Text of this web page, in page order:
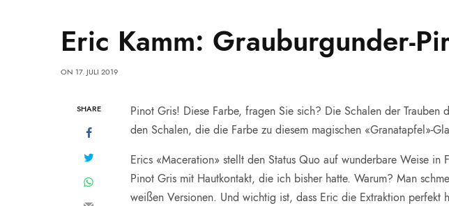
Eric Kamm: Grauburgunder-
ON 17. JULI 2019
SHARE
Pinot Gris! Diese Farbe, fragen Sie sich? Die Schalen der
den Schalen, die die Farbe zu diesem magischen «Granatapfel»-
Erics «Maceration» stellt den Status Quo auf wunderbare Weise
Pinot Gris mit Hautkontakt, die ich bisher hatte. Warum? Man
weißen Versionen. Und wichtig ist, dass Eric die Extraktion